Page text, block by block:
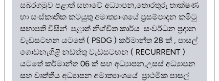
සබරගමුව පළාත් සභාවේ අධ්‍යාපන,තොරතුරු තාක්ෂණ
හා සංස්කෘතික කටයුතු අමාත්‍යාංශයේ ප්‍රසම්පාදන කමිටු
සභාපති විසින් පළාත් නිශ්චිත කාර්ය සංවර්ධන ප්‍රදාන
වැඩසටහන යටතේ ( PSDG ) කර්මාන්ත 28 ක් , පාසල්
ගොඩනැගිළි නඩත්තු වැඩසටහන ( RECURRENT )
යටතේ කර්මාන්ත 06 ක් සහ අධ්‍යාපන,උසස් අධ්‍යාපන
සහ වෘත්තීය අධ්‍යාපන අමාත්‍යාංශයේ ප්‍රාථමික පාසල්